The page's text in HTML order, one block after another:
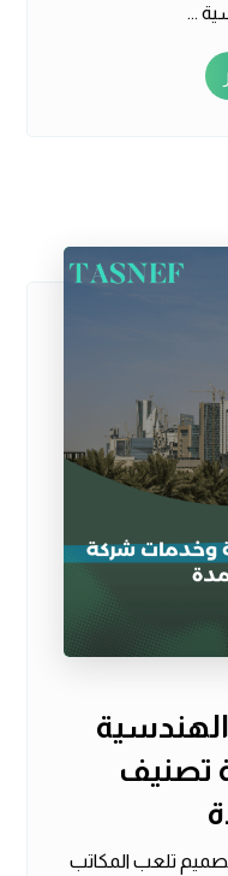
...
تصنيف
تلعب المكاتب